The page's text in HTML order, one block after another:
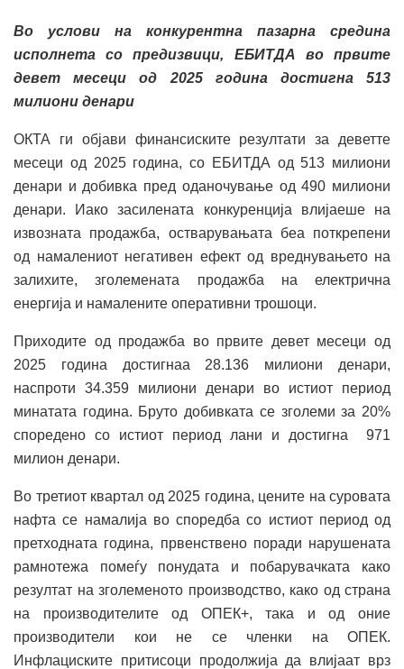
Во услови на конкурентна пазарна средина
исполнета со предизвици, ЕБИТДА во првите
девет месеци од 2025 година достигна 513
милиони денари
ОКТА ги објави финансиските резултати за деветте
месеци од 2025 година, со ЕБИТДА од 513 милиони
денари и добивка пред оданочување од 490 милиони
денари. Иако засилената конкуренција влијаеше на
извозната продажба, остварувањата беа поткрепени
од намалениот негативен ефект од вреднувањето на
залихите, зголемената продажба на електрична
енергија и намалените оперативни трошоци.
Приходите од продажба во првите девет месеци од
2025 година достигнаа 28.136 милиони денари,
наспроти 34.359 милиони денари во истиот период
минатата година. Бруто добивката се зголеми за 20%
споредено со истиот период лани и достигна 971
милион денари.
Во третиот квартал од 2025 година, цените на суровата
нафта се намалија во споредба со истиот период од
претходната година, првенствено поради нарушената
рамнотежа помеѓу понудата и побарувачката како
резултат на зголеменото производство, како од страна
на производителите од ОПЕК+, така и од оние
производители кои не се членки на ОПЕК.
Инфлациските притисоци продолжија да влијаат врз